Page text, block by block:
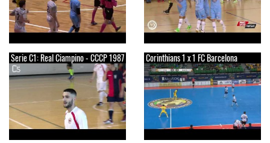
Serie C1: Real Ciampino - CCCP 1987 Corinthians 1 x 1 FC Barcelona